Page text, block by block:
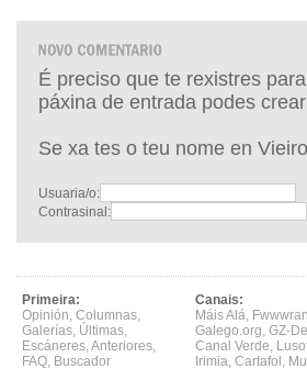
É preciso que te rexistres
páxina de entrada podes crear
Se xa tes o teu nome en
Usuaria/o:
Contrasinal:
Primeira:
Opinión, Columnas,
Galerías, Últimas,
Escáneres,Anteriores,
FAQ, Buscador
Canais:
Máis Alá,
Galego.org, GZ-
Canal Verde,
Irimia, Cartafol ,